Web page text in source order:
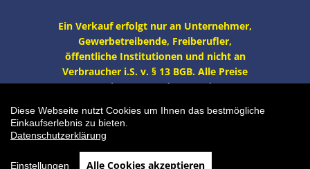
Ein Verkauf erfolgt nur an Unternehmer,
Gewerbetreibende, Freiberufler,
öffentliche Institutionen und nicht an
Verbraucher i.S. v. § 13 BGB. Alle Preise
zzgl. MwSt. und Versand.
Gitterwagen / Transportwagen mit Holzboden
Gebrauchtware | einwandfreier Zustand
(Transportwagen) | Artikelnummer: LA-G-GLW-180
Diese Webseite nutzt Cookies um Ihnen das bestmögliche
Einkaufserlebnis zu bieten.
Datenschutzerklärung
Einstellungen Alle Cookies akzeptieren